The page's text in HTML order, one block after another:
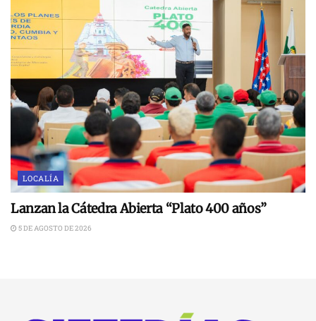
LOCALÍA
Lanzan la Cátedra Abierta “Plato 400 años”
5 DE AGOSTO DE 2026